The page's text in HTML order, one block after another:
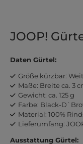
JOOP!
Daten Gürtel:
Größe kürzbar:
Maße: Breite ca. 3
Gewicht: ca. 125 g
Farbe: Black-
Material: 100%
Lieferumfang:
Ausstattung Gürtel: